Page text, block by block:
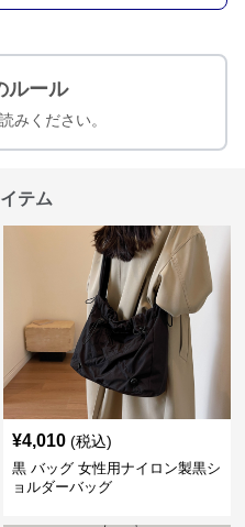
ルール
みください。
テム
¥4,010 (税込)
黒 バッグ 女性用ナイロン製黒シ
ョルダーバッグ